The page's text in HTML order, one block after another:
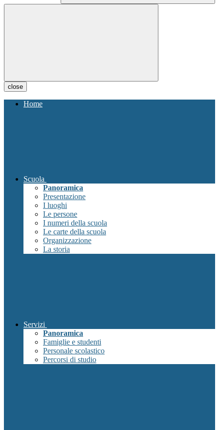
close
Home
Scuola
Panoramica
Presentazione
I luoghi
Le persone
I numeri della scuola
Le carte della scuola
Organizzazione
La storia
Servizi
Panoramica
Famiglie e studenti
Personale scolastico
Percorsi di studio